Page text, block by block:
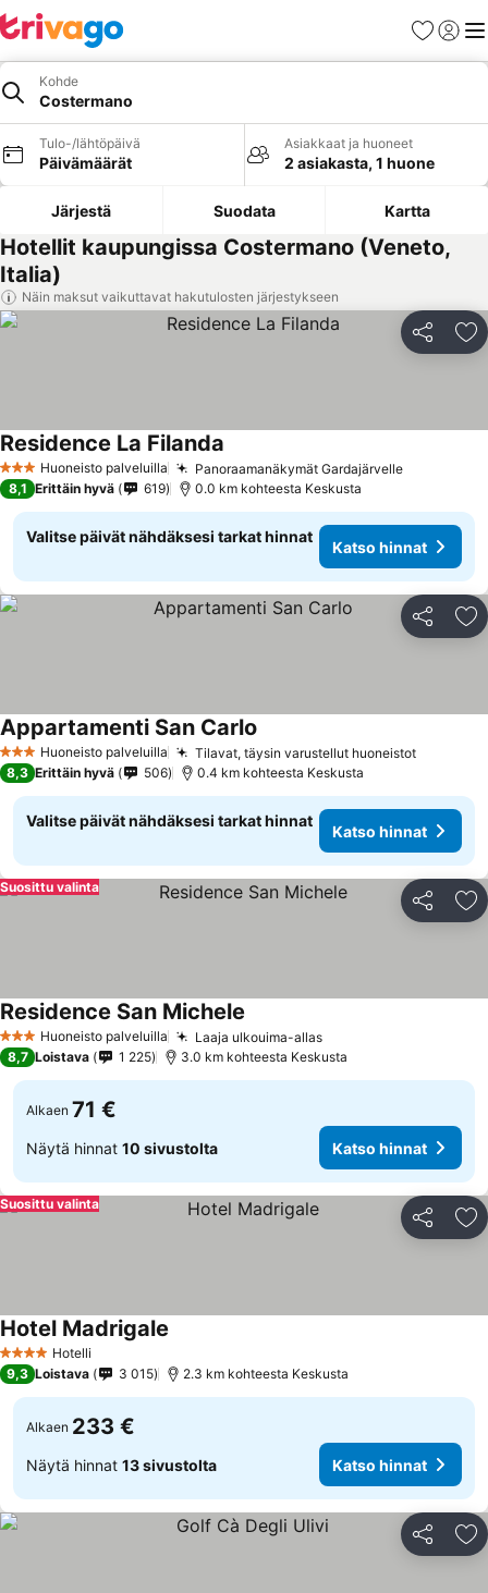
Suosikit
Kohde
Costermano
Tulo-/lähtöpäivä
Päivämäärät
Asiakkaat ja huoneet
2 asiakasta, 1 huone
Järjestä Suodata Kartta
Hotellit kaupungissa Costermano (Veneto,
Italia)
Näin maksut vaikuttavat hakutulosten järjestykseen
Jaa
3 Tähtiluokitus
Huoneisto palveluilla Panoraamanäkymät Gardajärvelle
Residence La Filanda
8,1 Erittäin hyvä 619 0.0 km kohteesta Keskusta
Valitse päivät nähdäksesi tarkat hinnat
Katso hinnat
Jaa
3 Tähtiluokitus
Huoneisto palveluilla Tilavat, täysin varustellut huoneistot
Appartamenti San Carlo
8,3 Erittäin hyvä 506 0.4 km kohteesta Keskusta
Valitse päivät nähdäksesi tarkat hinnat
Katso hinnat
Jaa
Suosittu valinta
3 Tähtiluokitus
Huoneisto palveluilla Laaja ulkouima-allas
Residence San Michele
8,7 Loistava 1 225 3.0 km kohteesta Keskusta
Alkaen 71 €
Näytä hinnat 10 sivustolta Katso hinnat
Jaa
Suosittu valinta
4 Tähtiluokitus
Hotelli
Hotel Madrigale
9,3 Loistava 3 015 2.3 km kohteesta Keskusta
Alkaen 233 €
Näytä hinnat 13 sivustolta Katso hinnat
Jaa